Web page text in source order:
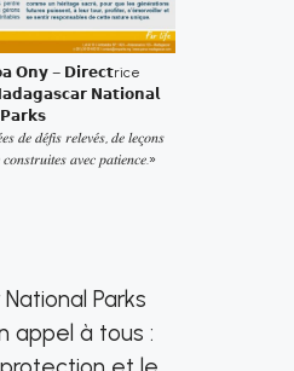
𝗢𝗻𝘆 – 𝗗𝗶𝗿𝗲𝗰𝘁rice
𝗡𝗮𝘁𝗶𝗼𝗻𝗮𝗹
𝗣𝗮𝗿𝗸𝘀
𝑑𝑒 𝑑𝑒́𝑓𝑖𝑠 𝑟𝑒𝑙𝑒𝑣𝑒́𝑠, 𝑑𝑒 𝑙𝑒𝑐̧𝑜𝑛𝑠
𝑐𝑜𝑛𝑠𝑡𝑟𝑢𝑖𝑡𝑒𝑠 𝑎𝑣𝑒𝑐 𝑝𝑎𝑡𝑖𝑒𝑛𝑐𝑒.»
Parks
appel à tous :